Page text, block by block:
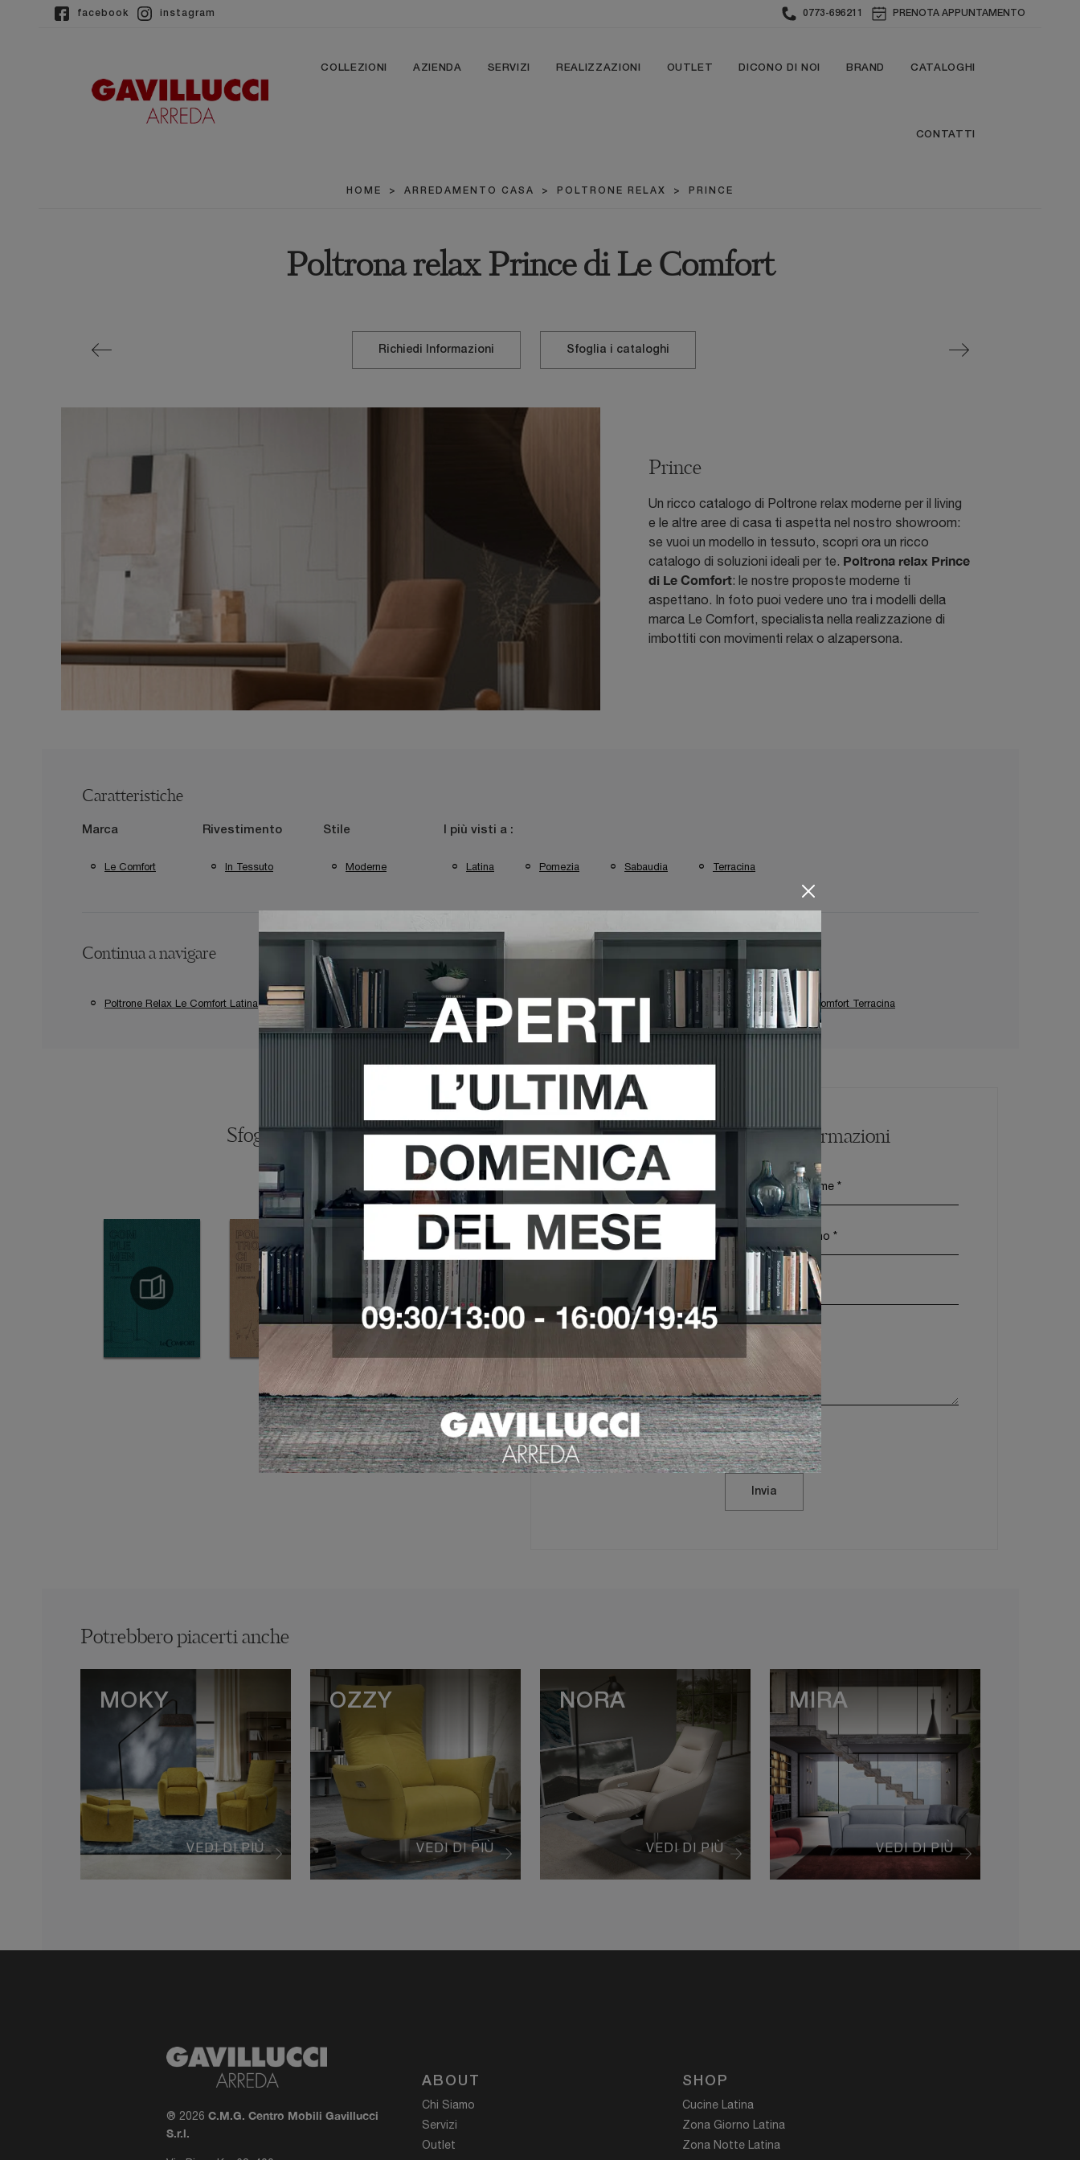
facebook instagram 0773-696211 PRENOTA APPUNTAMENTO
COLLEZIONI AZIENDA SERVIZI REALIZZAZIONI OUTLET DICONO DI NOI BRAND CATALOGHI
CONTATTI
HOME > ARREDAMENTO CASA > POLTRONE RELAX > PRINCE
Poltrona relax Prince di Le Comfort
Richiedi Informazioni Sfoglia i cataloghi
Prince
Un ricco catalogo di Poltrone relax moderne per il living
e le altre aree di casa ti aspetta nel nostro showroom:
se vuoi un modello in tessuto, scopri ora un ricco
catalogo di soluzioni ideali per te. Poltrona relax Prince
di Le Comfort: le nostre proposte moderne ti
aspettano. In foto puoi vedere uno tra i modelli della
marca Le Comfort, specialista nella realizzazione di
imbottiti con movimenti relax o alzapersona.
Caratteristiche
Marca
Le Comfort
Rivestimento
In Tessuto
Stile
Moderne
I più visti a :
Latina Pomezia Sabaudia Terracina
Continua a navigare
Poltrone Relax Le Comfort Latina Poltrone Relax Le Comfort Pomezia Poltrone Relax Le Comfort Sabaudia Poltrone Relax Le Comfort Terracina
Sfoglia i cataloghi Richiedi Maggiori Informazioni
Ho preso visione dellaPrivacy Policy
Invia
Potrebbero piacerti anche
VEDI DI PIÙ
MOKY
VEDI DI PIÙ
OZZY
VEDI DI PIÙ
NORA
VEDI DI PIÙ
MIRA
® 2026 C.M.G. Centro Mobili Gavillucci
S.r.l.
ABOUT
Chi Siamo
Servizi
Outlet
SHOP
Cucine Latina
Zona Giorno Latina
Zona Notte Latina